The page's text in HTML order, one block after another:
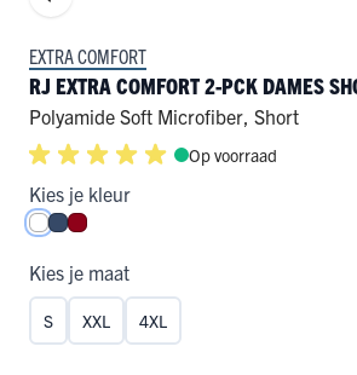
EXTRA COMFORT
RJ EXTRA COMFORT 2-PCK DAMES
Polyamide Soft Microfiber, Short
Op voorraad
Kies je kleur
WitDonkerblauw
Donkerrood
Kies je maat
S XXL 4XL